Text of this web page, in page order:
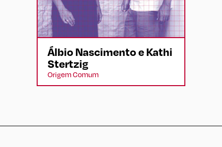
Álbio Nascimento e Kathi
Stertzig
Origem Comum